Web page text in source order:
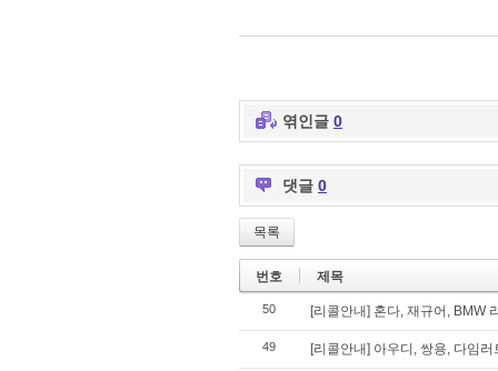
엮인글 0
댓글 0
목록
번호 제목
50 [리콜안내] 혼다, 재규어, BMW
49 [리콜안내] 아우디, 쌍용, 다임